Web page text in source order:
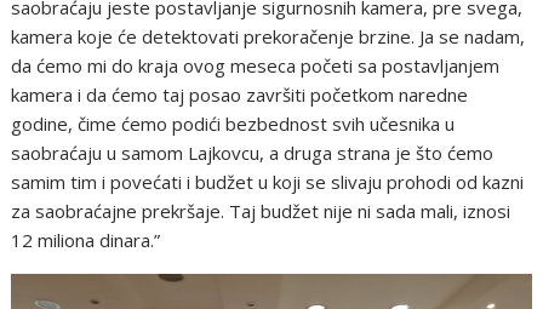
saobraćaju jeste postavljanje sigurnosnih kamera, pre svega,
kamera koje će detektovati prekoračenje brzine. Ja se nadam,
da ćemo mi do kraja ovog meseca početi sa postavljanjem
kamera i da ćemo taj posao završiti početkom naredne
godine, čime ćemo podići bezbednost svih učesnika u
saobraćaju u samom Lajkovcu, a druga strana je što ćemo
samim tim i povećati i budžet u koji se slivaju prohodi od kazni
za saobraćajne prekršaje. Taj budžet nije ni sada mali, iznosi
12 miliona dinara.”